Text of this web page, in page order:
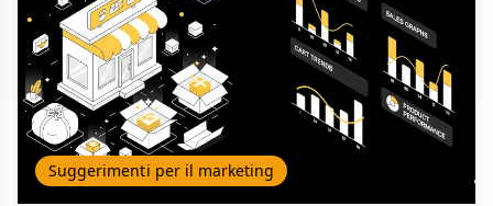
Suggerimenti per il marketing